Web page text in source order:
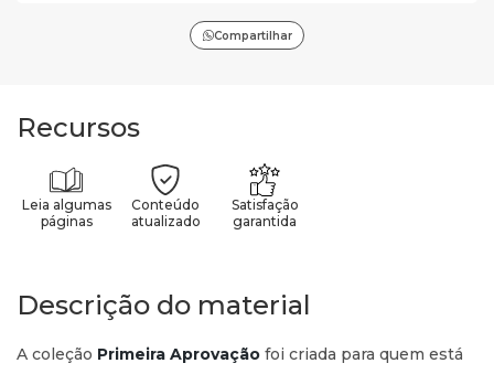
Compartilhar
Recursos
Leia algumas
páginas
Conteúdo
atualizado
Satisfação
garantida
Descrição do material
A coleção Primeira Aprovação foi criada para quem está